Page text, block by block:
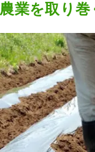
業を取り